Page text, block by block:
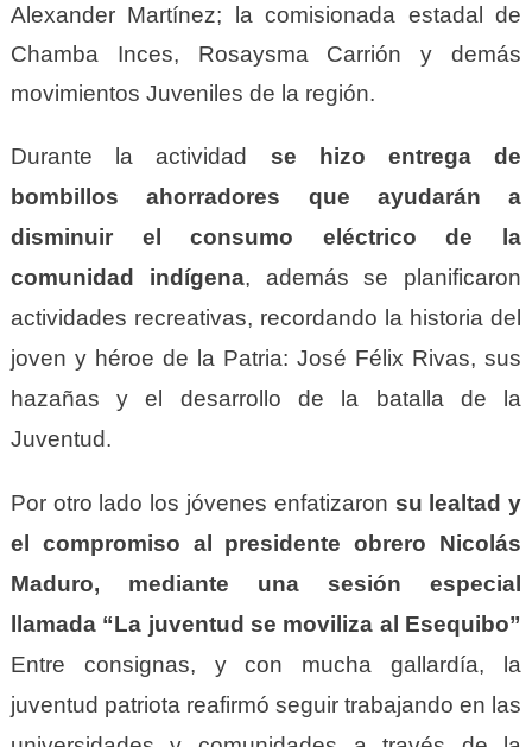
Alexander Martínez; la comisionada estadal de
Chamba Inces, Rosaysma Carrión y demás
movimientos Juveniles de la región.
Durante la actividad se hizo entrega de
bombillos ahorradores que ayudarán a
disminuir el consumo eléctrico de la
comunidad indígena, además se planificaron
actividades recreativas, recordando la historia del
joven y héroe de la Patria: José Félix Rivas, sus
hazañas y el desarrollo de la batalla de la
Juventud.
Por otro lado los jóvenes enfatizaron su lealtad y
el compromiso al presidente obrero Nicolás
Maduro, mediante una sesión especial
llamada “La juventud se moviliza al Esequibo”
Entre consignas, y con mucha gallardía, la
juventud patriota reafirmó seguir trabajando en las